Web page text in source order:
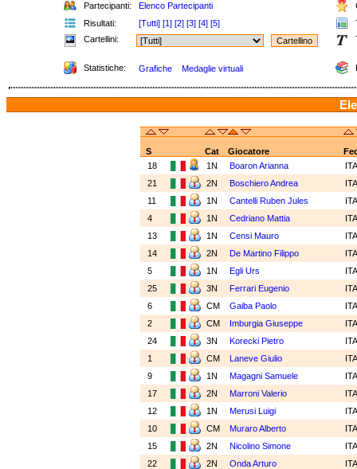
Partecipanti: Elenco Partecipanti
Risultati:
[Tutti] [1] [2] [3] [4] [5]
Cartellini:
Statistiche: Grafiche Medaglie virtuali
S Cat Giocatore
18
1N Boaron Arianna
21
2N Boschiero Andrea
11
1N Cantelli Ruben Jules
4
1N Cedriano Mattia
13
1N Censi Mauro
14
2N De Martino Filippo
5
1N Egli Urs
25
3N Ferrari Eugenio
6
CM Gaiba Paolo
2
CM Imburgia Giuseppe
24
3N Korecki Pietro
1
CM Laneve Giulio
9
1N Magagni Samuele
17
2N Marroni Valerio
12
1N Merusi Luigi
10
CM Muraro Alberto
15
2N Nicolino Simone
22
2N Onda Arturo